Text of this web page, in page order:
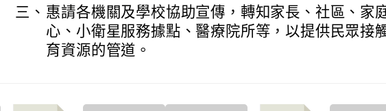
三、 惠請各機關及學校協助宣傳，轉知家長、社區、家
心、小衛星服務據點、醫療院所等，以提供民眾接
育資源的管道。